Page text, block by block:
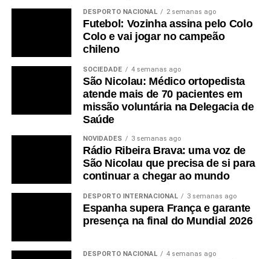
DESPORTO NACIONAL 2 semanas ago
Futebol: Vozinha assina pelo Colo
Colo e vai jogar no campeão
chileno
SOCIEDADE 4 semanas ago
São Nicolau: Médico ortopedista
atende mais de 70 pacientes em
missão voluntária na Delegacia de
Saúde
NOVIDADES 3 semanas ago
Rádio Ribeira Brava: uma voz de
São Nicolau que precisa de si para
continuar a chegar ao mundo
DESPORTO INTERNACIONAL 3 semanas ago
Espanha supera França e garante
presença na final do Mundial 2026
DESPORTO NACIONAL 4 semanas ago